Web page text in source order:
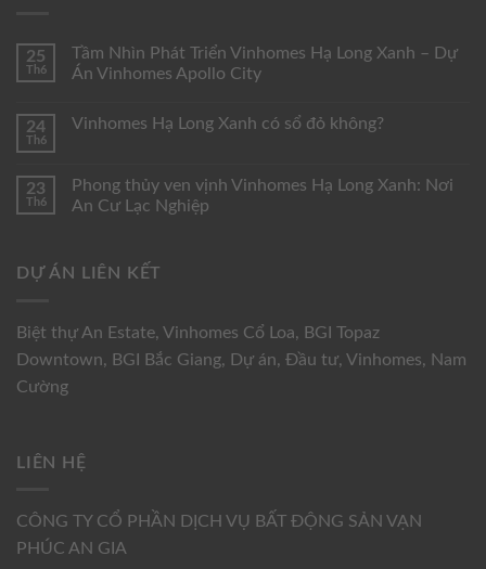
25
Th6
Tầm Nhìn Phát Triển Vinhomes Hạ Long Xanh – Dự
Án Vinhomes Apollo City
24
Th6
Vinhomes Hạ Long Xanh có sổ đỏ không?
23
Th6
Phong thủy ven vịnh Vinhomes Hạ Long Xanh: Nơi
An Cư Lạc Nghiệp
DỰ ÁN LIÊN KẾT
Biệt thự An Estate, Vinhomes Cổ Loa, BGI Topaz
Downtown, BGI Bắc Giang, Dự án, Đầu tư, Vinhomes, Nam
Cường
LIÊN HỆ
CÔNG TY CỔ PHẦN DỊCH VỤ BẤT ĐỘNG SẢN VẠN
PHÚC AN GIA